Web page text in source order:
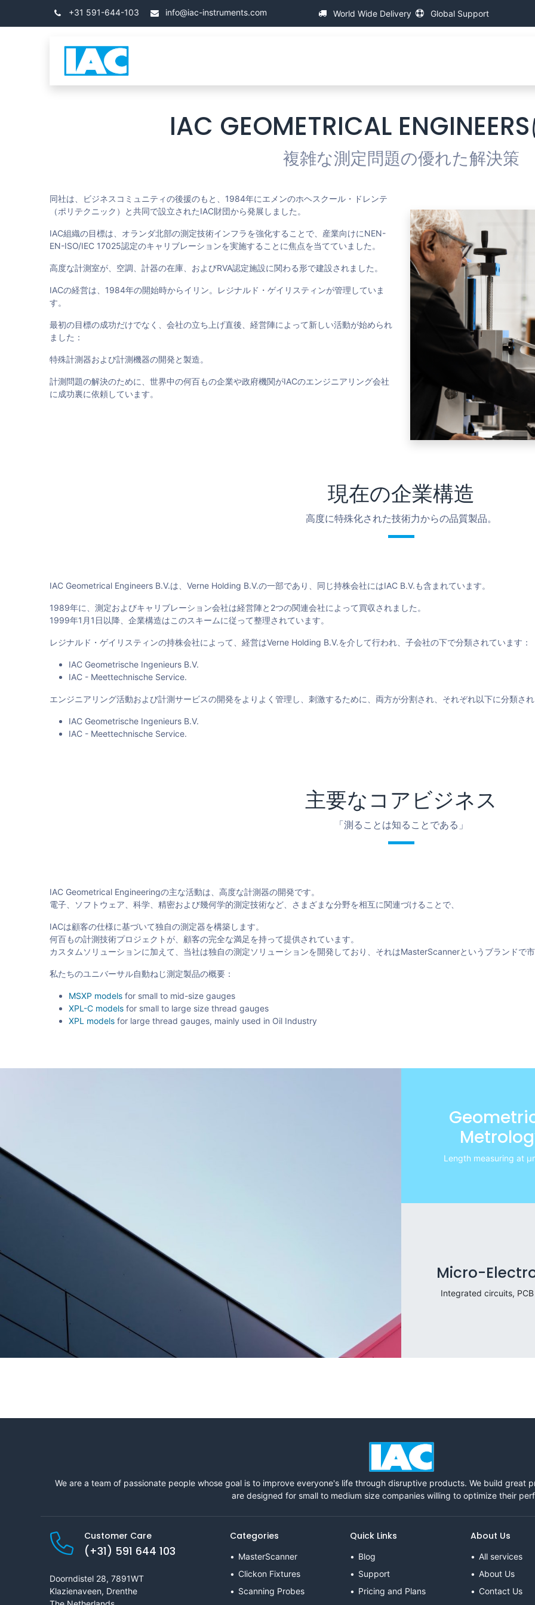
+31 591-644-103 info@iac-instruments.com World Wide Delivery Global Support
IAC GEOMETRICAL
複雑な測定問題の優れた解決策
同社は、ビジネスコミュニティの後援のもと、1984年にエメンのホヘスクール・ドレンテ
（ポリテクニック）と共同で設立されたIAC財団から発展しました。
IAC組織の目標は、オランダ北部の測定技術インフラを強化することで、産業向けにNEN-
EN-ISO/IEC 17025認定のキャリブレーションを実施することに焦点を当てていました。
高度な計測室が、空調、計器の在庫、およびRVA認定施設に関わる形で建設されました。
IACの経営は、1984年の開始時からイリン。レジナルド・ゲイリスティンが管理していま
す。
最初の目標の成功だけでなく、会社の立ち上げ直後、経営陣によって新しい活動が始められ
ました：
特殊計測器および計測機器の開発と製造。
計測問題の解決のために、世界中の何百もの企業や政府機関がIACのエンジニアリング会社
に成功裏に依頼しています。
現在の企業構造
高度に特殊化された技術力からの品質製品。
IAC Geometrical Engineers B.V.は、Verne Holding B.V.の一部であり、同じ持株会社にはIAC B.V.も含まれています。
1989年に、測定およびキャリブレーション会社は経営陣と2つの関連会社によって買収されました。
1999年1月1日以降、企業構造はこのスキームに従って整理されています。
レジナルド・ゲイリスティンの持株会社によって、経営はVerne Holding B.V.を介して行われ、子会社の下で分類されています：
IAC Geometrische Ingenieurs B.V.
IAC - Meettechnische Service.
エンジニアリング活動および計測サービスの開発をよりよく管理し、刺激するために、両方が分割され、それぞれ以下に分類さ
IAC Geometrische Ingenieurs B.V.
IAC - Meettechnische Service.
主要なコアビジネス
「測ることは知ることである」
IAC Geometrical Engineeringの主な活動は、高度な計測器の開発です。
電子、ソフトウェア、科学、精密および幾何学的測定技術など、さまざまな分野を相互に関連づけることで、
IACは顧客の仕様に基づいて独自の測定器を構築します。
何百もの計測技術プロジェクトが、顧客の完全な満足を持って提供されています。
カスタムソリューションに加えて、当社は独自の測定ソリューションを開発しており、それはMasterScannerというブランドで
私たちのユニバーサル自動ねじ測定製品の概要：
MSXP modelsfor small to mid-size gauges
XPL-C modelsfor small to large size thread gauges
XPL modelsfor large thread gauges, mainly used in Oil Industry
Length measuring at
Micro-
Integrated circuits,
We are a team of passionate people whose goal is to improve everyone's life through disruptive products. We build great
are designed for small to medium size companies willing to optimize their
Customer Care
(+31) 591 644 103
Doorndistel 28, 7891WT
Klazienaveen, Drenthe
Categories
MasterScanner
Clickon Fixtures
Scanning Probes
Quick Links
Blog
Support
Pricing and Plans
About Us
All services
About Us
Contact Us